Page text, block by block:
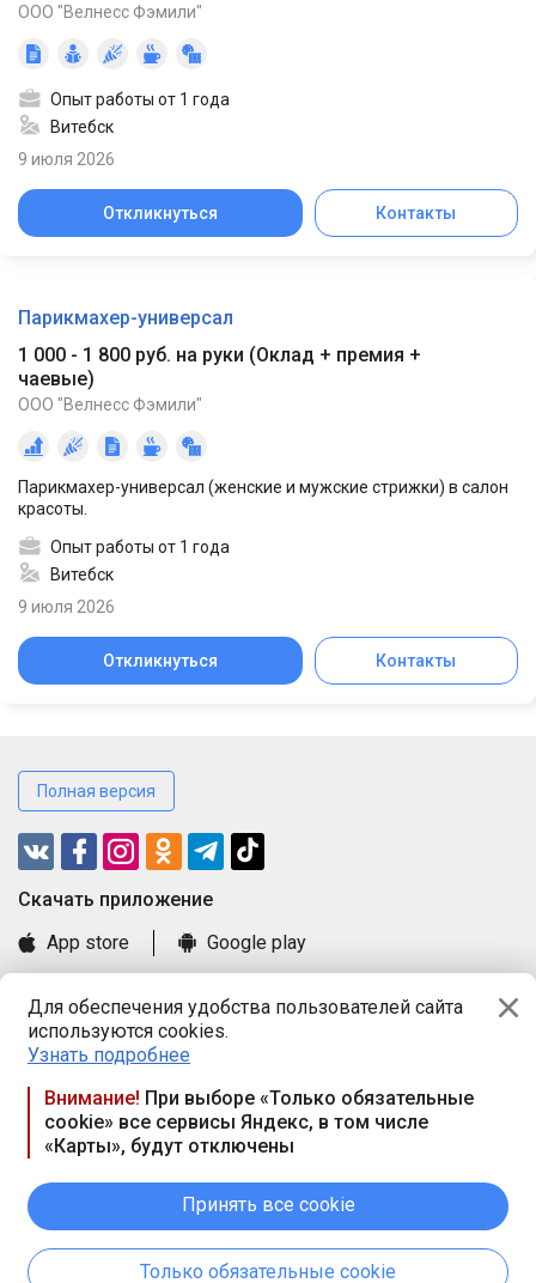
Для обеспечения удобства пользователей сайта
используются cookies.
Узнать подробнее
Внимание! При выборе «Только обязательные
cookie» все сервисы Яндекс, в том числе
«Карты», будут отключены
Принять все cookie
Только обязательные cookie
ООО "Велнесс Фэмили"
Опыт работы от 1 года
Витебск
9 июля 2026
Откликнуться Контакты
Парикмахер-универсал
1 000 - 1 800 руб. на руки (Оклад + премия +
чаевые)
ООО "Велнесс Фэмили"
Парикмахер-универсал (женские и мужские стрижки) в салон
красоты.
Опыт работы от 1 года
Витебск
9 июля 2026
Откликнуться Контакты
Полная версия
Cкачать приложение
App store
Google play
Книга замечаний и предложений
Правила и документы
Praca.by © 2000—2026, ООО «ПРАЦА БАЙ»
Республика Беларусь, 220114, г. Минск, пр-т Независимости
117а, пом. № 9.
вых. дн. — сб., вс.
Режим работы сайта — круглосуточно. E-mail ООО «ПРАЦА
БАЙ» editor@praca.by